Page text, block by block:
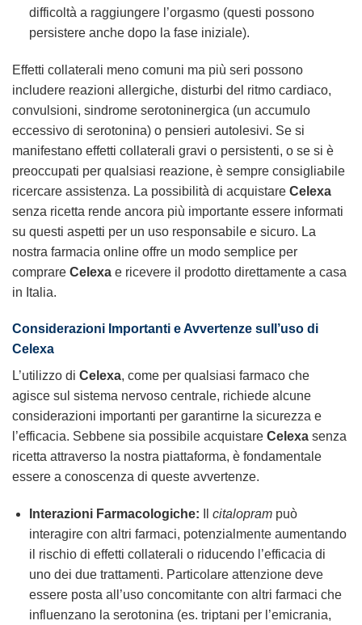
difficoltà a raggiungere l’orgasmo (questi possono
persistere anche dopo la fase iniziale).
Effetti collaterali meno comuni ma più seri possono
includere reazioni allergiche, disturbi del ritmo cardiaco,
convulsioni, sindrome serotoninergica (un accumulo
eccessivo di serotonina) o pensieri autolesivi. Se si
manifestano effetti collaterali gravi o persistenti, o se si è
preoccupati per qualsiasi reazione, è sempre consigliabile
ricercare assistenza. La possibilità di acquistare Celexa
senza ricetta rende ancora più importante essere informati
su questi aspetti per un uso responsabile e sicuro. La
nostra farmacia online offre un modo semplice per
comprare Celexa e ricevere il prodotto direttamente a casa
in Italia.
Considerazioni Importanti e Avvertenze sull’uso di
Celexa
L’utilizzo di Celexa, come per qualsiasi farmaco che
agisce sul sistema nervoso centrale, richiede alcune
considerazioni importanti per garantirne la sicurezza e
l’efficacia. Sebbene sia possibile acquistare Celexa senza
ricetta attraverso la nostra piattaforma, è fondamentale
essere a conoscenza di queste avvertenze.
Interazioni Farmacologiche: citaloprampuò
interagire con altri farmaci, potenzialmente aumentando
il rischio di effetti collaterali o riducendo l’efficacia di
uno dei due trattamenti. Particolare attenzione deve
essere posta all’uso concomitante con altri farmaci che
influenzano la serotonina (es. triptani per l’emicrania,